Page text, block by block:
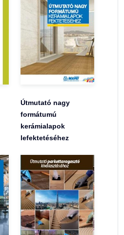
Útmutató nagy
formátumú
kerámialapok
lefektetéséhez